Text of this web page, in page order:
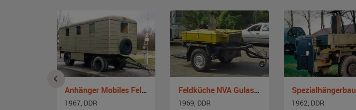
Anhänger Mobiles Feldpostamt
1967, DDR
Feldküche NVA Gulaschkanone
1969, DDR
1962, DDR